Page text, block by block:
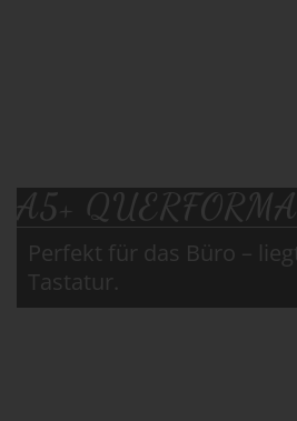
A5+
Perfekt für das Büro –
Tastatur.